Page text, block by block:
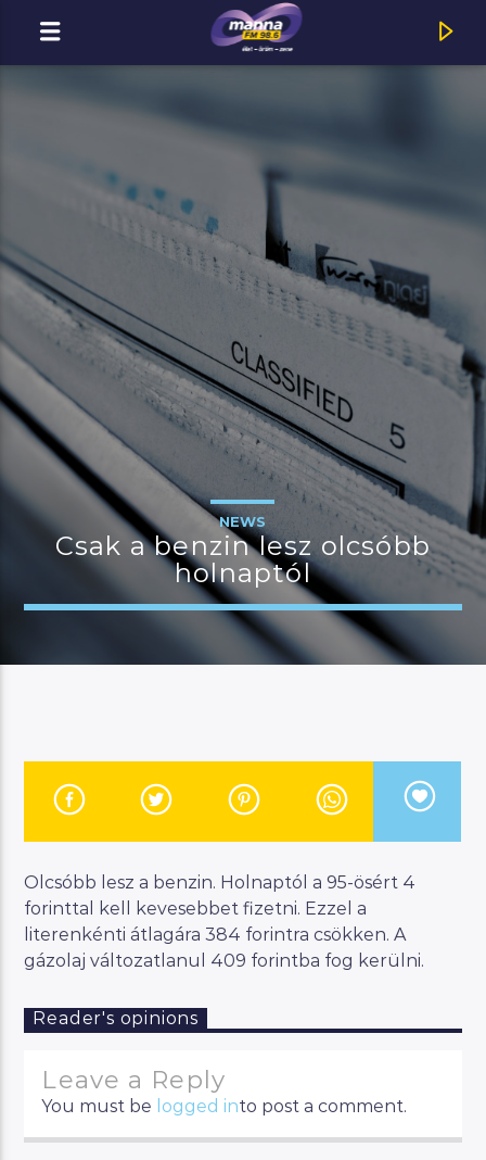
MOST ADÁSBAN
MannaFM
Szoboszlai Lea Mónika : Fontos dolgok
JELENLEGI MŰSOR
MAGYAR ZENEI ÓRA
Manna FM
NEWS
Csak a benzin lesz olcsóbb
holnaptól
Olcsóbb lesz a benzin. Holnaptól a 95-ösért 4
forinttal kell kevesebbet fizetni. Ezzel a
literenkénti átlagára 384 forintra csökken. A
gázolaj változatlanul 409 forintba fog kerülni.
Reader's opinions
Leave a Reply
You must be logged into post a comment.